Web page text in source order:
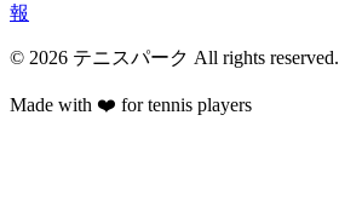
報
© 2026 テニスパーク All rights reserved.
Made with ❤️ for tennis players